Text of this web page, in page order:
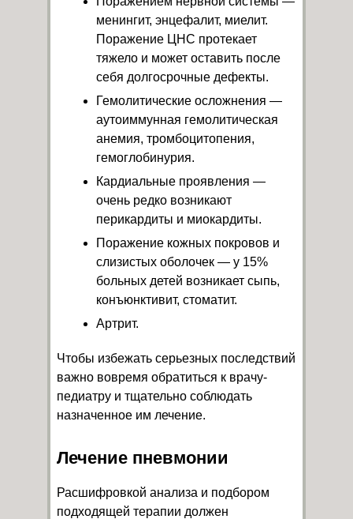
менингит, энцефалит, миелит.
Поражение ЦНС протекает
тяжело и может оставить после
себя долгосрочные дефекты.
Гемолитические осложнения —
аутоиммунная гемолитическая
анемия, тромбоцитопения,
гемоглобинурия.
Кардиальные проявления —
очень редко возникают
перикардиты и миокардиты.
Поражение кожных покровов и
слизистых оболочек — у 15%
больных детей возникает сыпь,
конъюнктивит, стоматит.
Артрит.
Чтобы избежать серьезных последствий
важно вовремя обратиться к врачу-
педиатру и тщательно соблюдать
назначенное им лечение.
Лечение пневмонии
Расшифровкой анализа и подбором
подходящей терапии должен